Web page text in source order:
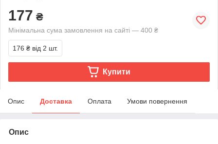
177 ₴
Мінімальна сума замовлення на сайті — 400 ₴
176 ₴ від 2 шт.
Купити
Опис Доставка Оплата Умови повернення
Опис